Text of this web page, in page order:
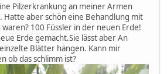
Pilzerkrankung an meiner Armen
Hatte aber schön eine Behandlung mit
100 Füssler in der neuen Erde!
Erde gemacht.Sie lässt aber An
Blätter hängen. Kann mir
ob das schlimm ist?